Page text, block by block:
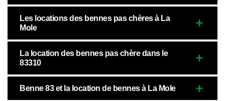
Les locations des bennes pas chères à La
Mole
La location des bennes pas chère dans le
83310
Benne 83 et la location de bennes à La Mole